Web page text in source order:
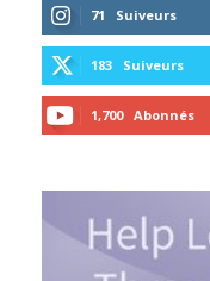
71 Suiveurs
183 Suiveurs
1,700 Abonnés